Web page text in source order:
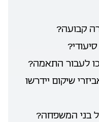
קבועה?
לעבור התאמה?
שיקום יידרשו
בני המשפחה?